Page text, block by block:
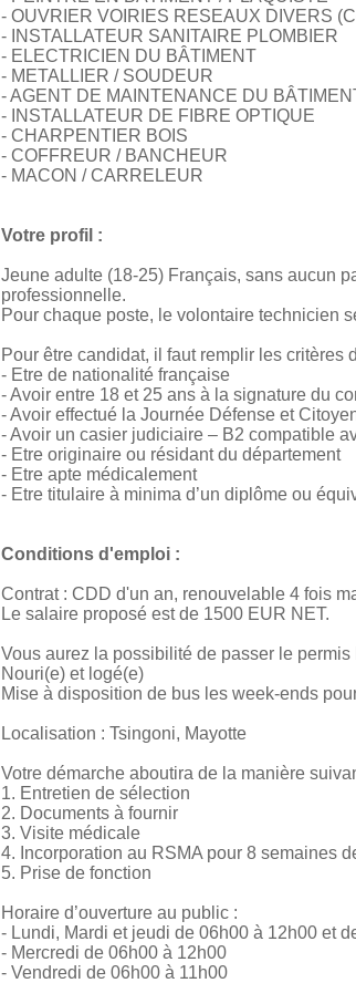
- OUVRIER VOIRIES RESEAUX DIVERS
- INSTALLATEUR SANITAIRE PLOMBIER
- ELECTRICIEN DU BÂTIMENT
- METALLIER / SOUDEUR
- AGENT DE MAINTENANCE DU
- INSTALLATEUR DE FIBRE OPTIQUE
- CHARPENTIER BOIS
- COFFREUR / BANCHEUR
- MACON / CARRELEUR
Votre profil :
Jeune adulte (18-25) Français, sans aucun
professionnelle.
Pour chaque poste, le volontaire technicien
Pour être candidat, il faut remplir les critères
- Etre de nationalité française
- Avoir entre 18 et 25 ans à la signature du
- Avoir effectué la Journée Défense et
- Avoir un casier judiciaire – B2 compatible
- Etre originaire ou résidant du département
- Etre apte médicalement
- Etre titulaire à minima d’un diplôme ou
Conditions d'emploi :
Contrat : CDD d'un an, renouvelable 4 fois
Le salaire proposé est de 1500 EUR NET.
Vous aurez la possibilité de passer le
Nouri(e) et logé(e)
Mise à disposition de bus les week-ends
Localisation : Tsingoni, Mayotte
Votre démarche aboutira de la manière
1. Entretien de sélection
2. Documents à fournir
3. Visite médicale
4. Incorporation au RSMA pour 8 semaines
5. Prise de fonction
Horaire d’ouverture au public :
- Lundi, Mardi et jeudi de 06h00 à 12h00 et
- Mercredi de 06h00 à 12h00
- Vendredi de 06h00 à 11h00